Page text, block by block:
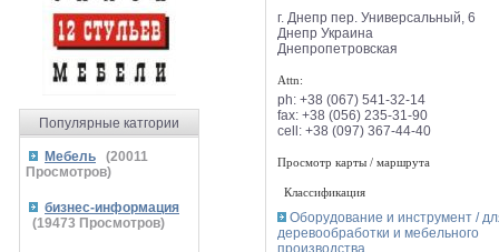
Популярные катгории
Мебель (20011
Просмотров)
бизнес-информация
(19473 Просмотров)
г. Днепр пер. Универсальный, 6
Днепр Украина
Днепропетровская
Attn:
ph: +38 (067) 541-32-14
fax: +38 (056) 235-31-90
cell: +38 (097) 367-44-40
Просмотр карты / маршрута
Классификация
Оборудование и инструмент /
деревообработки и мебельного
производства